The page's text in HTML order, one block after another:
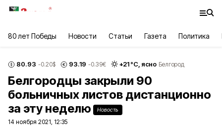
80 лет Победы Новости Статьи Газета Политика
80.93 -0.20$ 93.19 -0.39€ +21°С, ясно Белгород
Белгородцы закрыли 90
больничных листов дистанционно
за эту неделю
Новость
14 ноября 2021, 12:35